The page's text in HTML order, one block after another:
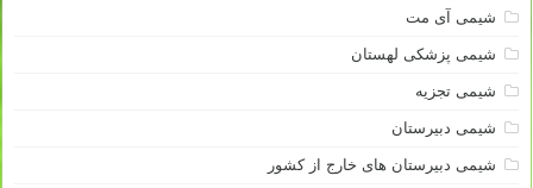
شیمی آی مت
شیمی پزشکی لهستان
شیمی تجزیه
شیمی دبیرستان
شیمی دبیرستان های خارج از کشور